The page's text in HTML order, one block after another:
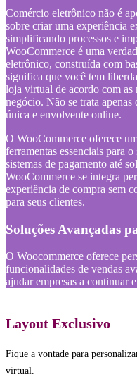
Comércio eletrônico não é
sobre criar uma experiência
simplificando processos e
WooCommerce é uma
eletrônico, construída com
significa que você tem
loja virtual de acordo com as
negócio. Não se trata apenas
única e envolvente online.
O WooCommerce oferece
ferramentas essenciais para
sistemas de pagamento até
WooCommerce se integra
experiência de compra sem
para seus clientes.
Soluções Avançadas
O Woocommerce oferece
funcionalidades de vendas
ajudar empresas a continuar
Layout Exclusivo
Fique a vontade para
virtual.